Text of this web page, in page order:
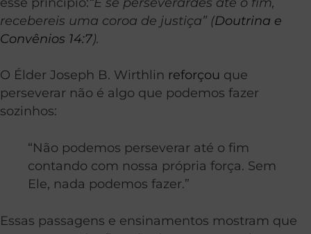
recebereis uma coroa de justiça” (Doutrina e
Convênios 14:7).
O Élder Joseph B. Wirthlin reforçou que
perseverar não é algo que podemos fazer
sozinhos:
“Não podemos perseverar até o fim
contando com nossa própria força. Sem
Ele, nada podemos fazer.”
Essas passagens e ensinamentos mostram que